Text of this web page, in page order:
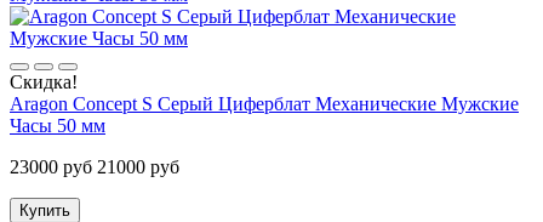
Скидка!
Aragon Concept S Серый Циферблат Механические Мужские
Часы 50 мм
23000 руб 21000 руб
Купить